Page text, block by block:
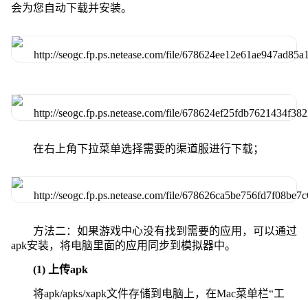
会为您自动下载并安装。
在右上角下拉菜单选择需要的渠道服进行下载；
方法二：如果游戏中心没有找到需要的应用，可以通过
apk安装，将电脑里面的应用同步到模拟器中。
(1) 上传apk
将apk/apks/xapk文件存储到电脑上，在Mac菜单栏“工